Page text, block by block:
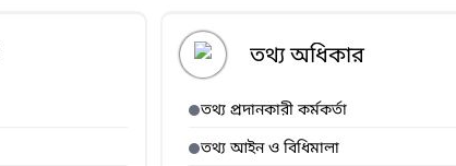
তথ্য অধিকার
তথ্য প্রদানকারী কর্মকর্তা
তথ্য আইন ও বিধিমালা